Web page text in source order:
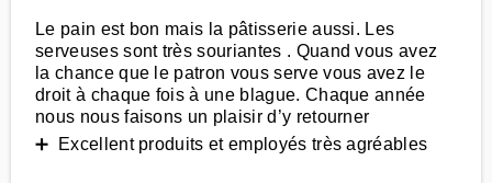
Le pain est bon mais la pâtisserie aussi. Les
serveuses sont très souriantes . Quand vous avez
la chance que le patron vous serve vous avez le
droit à chaque fois à une blague. Chaque année
nous nous faisons un plaisir d’y retourner
➕ Excellent produits et employés très agréables